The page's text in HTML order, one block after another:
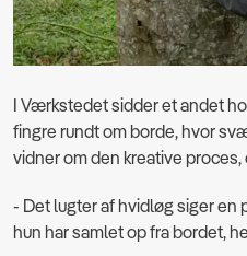
I Værkstedet sidder et andet
fingre rundt om borde, hvor
vidner om den kreative proces,
- Det lugter af hvidløg siger en
hun har samlet op fra bordet,